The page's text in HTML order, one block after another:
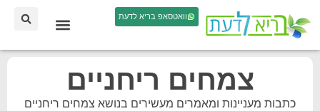
וואטסאפ בריא לדעת
צמחים ריחניים
כתבות מעניינות ומאמרים מעשירים בנושא צמחים ריחניים